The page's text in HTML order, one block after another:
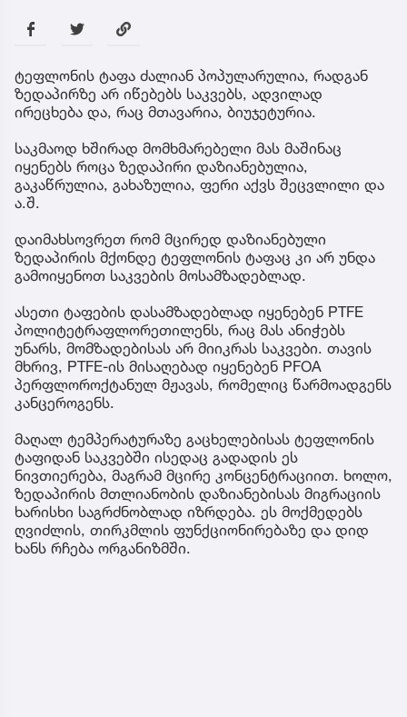
ტეფლონის ტაფა ძალიან პოპულარულია, რადგან
ზედაპირზე არ იწებებს საკვებს, ადვილად
ირეცხება და, რაც მთავარია, ბიუჯეტურია.
საკმაოდ ხშირად მომხმარებელი მას მაშინაც
იყენებს როცა ზედაპირი დაზიანებულია,
გაკაწრულია, გახაზულია, ფერი აქვს შეცვლილი და
ა.შ.
დაიმახსოვრეთ რომ მცირედ დაზიანებული
ზედაპირის მქონდე ტეფლონის ტაფაც კი არ უნდა
გამოიყენოთ საკვების მოსამზადებლად.
ასეთი ტაფების დასამზადებლად იყენებენ PTFE
პოლიტეტრაფლორეთილენს, რაც მას ანიჭებს
უნარს, მომზადებისას არ მიიკრას საკვები. თავის
მხრივ, PTFE-ის მისაღებად იყენებენ PFOA
პერფლოროქტანულ მჟავას, რომელიც წარმოადგენს
კანცეროგენს.
მაღალ ტემპერატურაზე გაცხელებისას ტეფლონის
ტაფიდან საკვებში ისედაც გადადის ეს
ნივთიერება, მაგრამ მცირე კონცენტრაციით. ხოლო,
ზედაპირის მთლიანობის დაზიანებისას მიგრაციის
ხარისხი საგრძნობლად იზრდება. ეს მოქმედებს
ღვიძლის, თირკმლის ფუნქციონირებაზე და დიდ
ხანს რჩება ორგანიზმში.